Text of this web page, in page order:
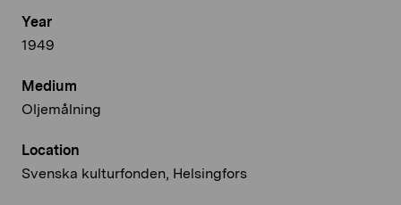
Year
1949
Medium
Oljemålning
Location
Svenska kulturfonden, Helsingfors